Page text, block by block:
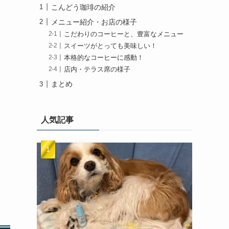
こんどう珈琲の紹介
メニュー紹介・お店の様子
こだわりのコーヒーと、豊富なメニュー
スイーツがとっても美味しい！
本格的なコーヒーに感動！
店内・テラス席の様子
まとめ
人気記事